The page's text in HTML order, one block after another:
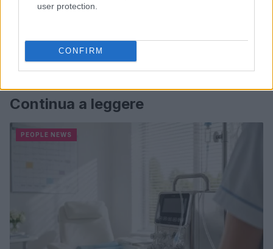
user protection.
CONFIRM
Continua a leggere
PEOPLE NEWS